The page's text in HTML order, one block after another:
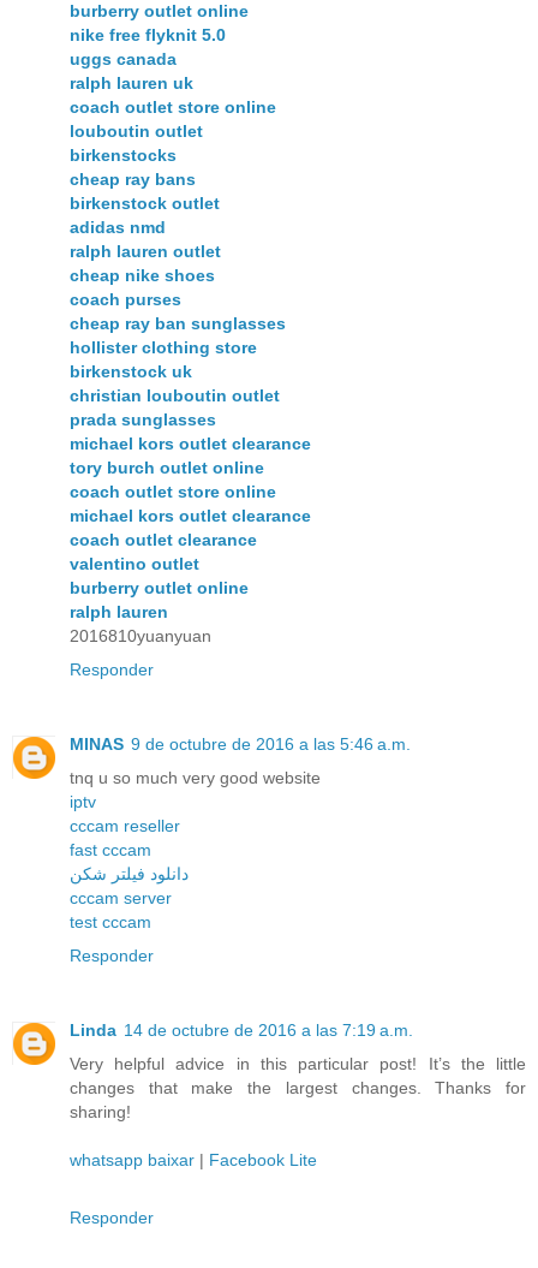
burberry outlet online
nike free flyknit 5.0
uggs canada
ralph lauren uk
coach outlet store online
louboutin outlet
birkenstocks
cheap ray bans
birkenstock outlet
adidas nmd
ralph lauren outlet
cheap nike shoes
coach purses
cheap ray ban sunglasses
hollister clothing store
birkenstock uk
christian louboutin outlet
prada sunglasses
michael kors outlet clearance
tory burch outlet online
coach outlet store online
michael kors outlet clearance
coach outlet clearance
valentino outlet
burberry outlet online
ralph lauren
2016810yuanyuan
Responder
MINAS 9 de octubre de 2016 a las 5:46 a.m.
tnq u so much very good website
iptv
cccam reseller
fast cccam
دانلود فیلتر شکن
cccam server
test cccam
Responder
Linda 14 de octubre de 2016 a las 7:19 a.m.
Very helpful advice in this particular post! It’s the little
changes that make the largest changes. Thanks for
sharing!
whatsapp baixar | Facebook Lite
Responder